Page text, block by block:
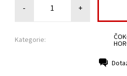
- +
Kategorie: